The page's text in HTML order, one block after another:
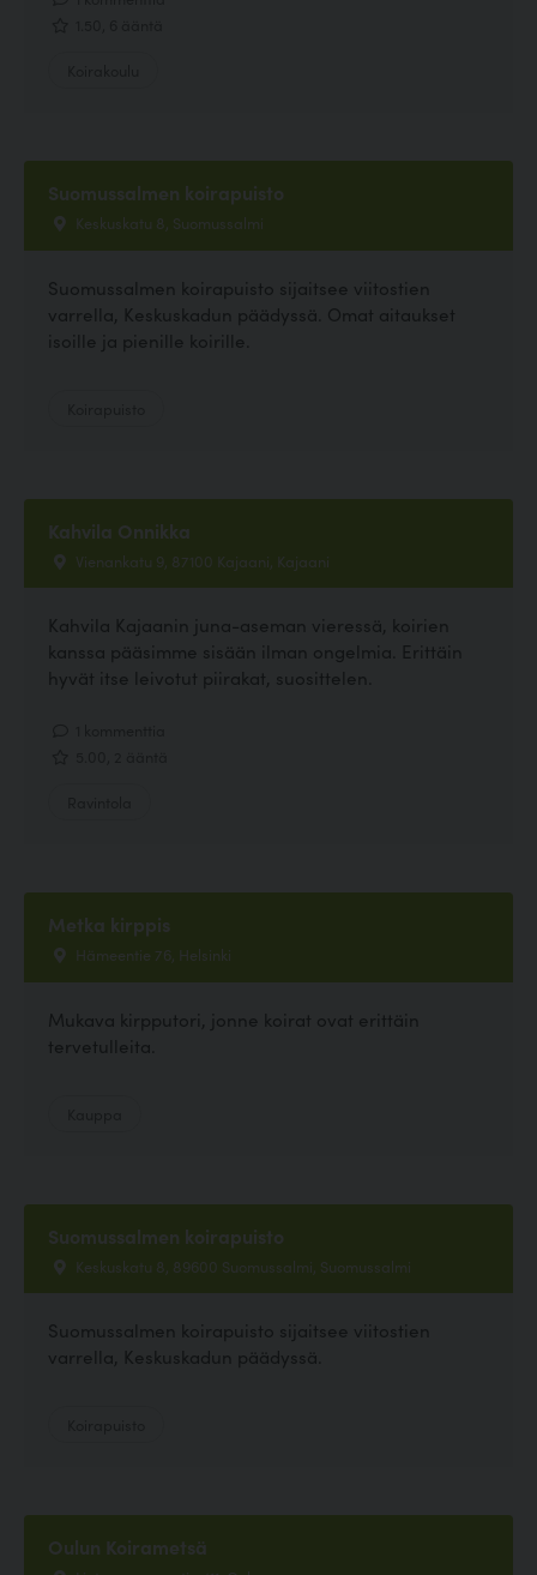
Suomussalmen koirapuisto
Keskuskatu 8, Suomussalmi
Suomussalmen koirapuisto sijaitsee viitostien
varrella, Keskuskadun päädyssä. Omat aitaukset
isoille ja pienille koirille.
Kahvila Onnikka
Vienankatu 9, 87100 Kajaani, Kajaani
Kahvila Kajaanin juna-aseman vieressä, koirien
kanssa pääsimme sisään ilman ongelmia. Erittäin
hyvät itse leivotut piirakat, suosittelen.
Metka kirppis
Hämeentie 76, Helsinki
Mukava kirpputori, jonne koirat ovat erittäin
tervetulleita.
Suomussalmen koirapuisto
Keskuskatu 8, 89600 Suomussalmi, Suomussalmi
Suomussalmen koirapuisto sijaitsee viitostien
varrella, Keskuskadun päädyssä.
Oulun Koirametsä